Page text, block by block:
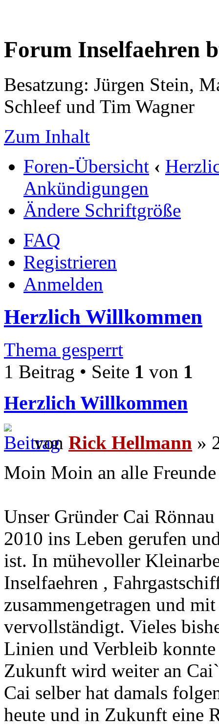
Forum Inselfaehren
Besatzung: Jürgen Stein,
Schleef und Tim Wagner
Zum Inhalt
Foren-Übersicht ‹
Ankündigungen
Ändere Schriftgröße
FAQ
Registrieren
Anmelden
Herzlich Willkommen
Thema gesperrt
1 Beitrag • Seite 1 von 1
Herzlich Willkommen
von Rick Hellmann »
Moin Moin an alle
Unser Gründer Cai
2010 ins Leben gerufen
ist. In mühevoller
Inselfaehren ,
zusammengetragen und
vervollständigt. Vieles
Linien und Verbleib
Zukunft wird weiter an
Cai selber hat damals
heute und in Zukunft eine